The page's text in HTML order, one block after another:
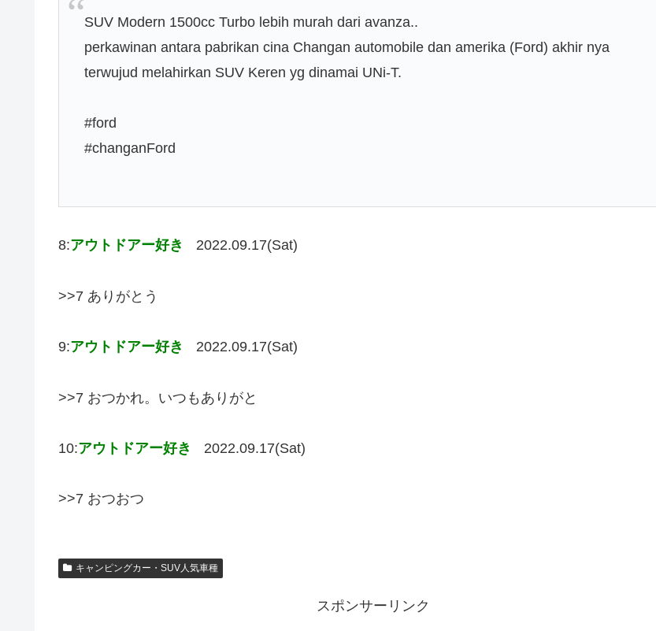
SUV Modern 1500cc Turbo lebih murah dari avanza..
perkawinan antara pabrikan cina Changan automobile dan amerika (Ford) akhir nya
terwujud melahirkan SUV Keren yg dinamai UNi-T.
#ford
#changanFord
8:アウトドアー好き 2022.09.17(Sat)
>>7 ありがとう
9:アウトドアー好き 2022.09.17(Sat)
>>7 おつかれ。いつもありがと
10:アウトドアー好き 2022.09.17(Sat)
>>7 おつおつ
キャンピングカー・SUV人気車種
スポンサーリンク